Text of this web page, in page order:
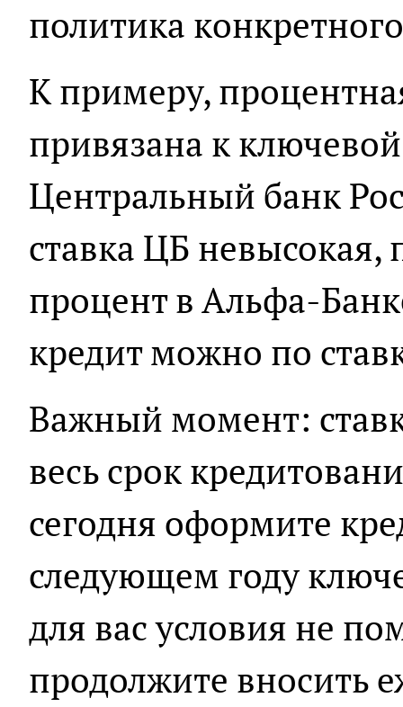
политика
К примеру,
привязана к
Центральный банк
ставка ЦБ невысокая,
процент в Альфа-
кредит можно по
Важный момент:
весь срок
сегодня оформите
следующем году
для вас условия не
продолжите вносить